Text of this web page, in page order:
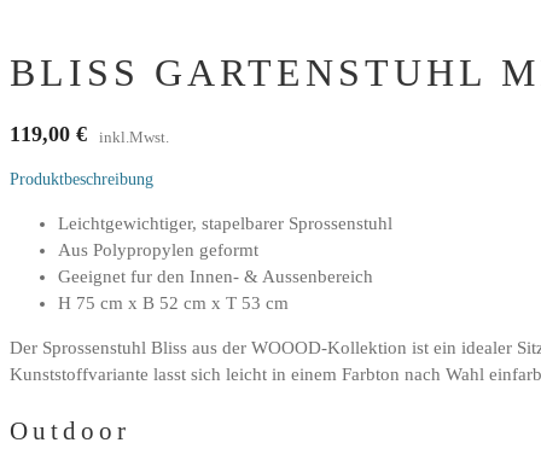
BLISS GARTENSTUHL
119,00 € inkl.Mwst.
Produktbeschreibung
Leichtgewichtiger, stapelbarer Sprossenstuhl
Aus Polypropylen geformt
Geeignet fur den Innen- & Aussenbereich
H 75 cm x B 52 cm x T 53 cm
Der Sprossenstuhl Bliss aus der WOOOD-Kollektion ist ein idealer
Kunststoffvariante lasst sich leicht in einem Farbton nach Wahl
Outdoor